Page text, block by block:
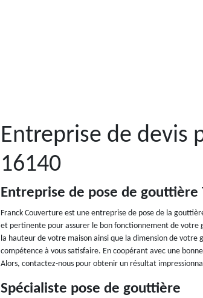
Entreprise de devis
16140
Entreprise de pose de gouttière
Franck Couverture est une entreprise de pose de la
et pertinente pour assurer le bon fonctionnement de
la hauteur de votre maison ainsi que la dimension de
compétence à vous satisfaire. En coopérant avec une
Alors, contactez-nous pour obtenir un résultat
Spécialiste pose de gouttière